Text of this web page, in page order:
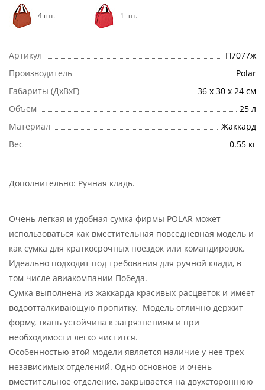
4 шт. 1 шт.
Артикул
П7077ж
Производитель
Polar
Габариты (ДхВхГ)
36 х 30 х 24 см
Объем
25 л
Материал
Жаккард
Вес
0.55 кг
Дополнительно: Ручная кладь.
Очень легкая и удобная сумка фирмы POLAR может
использоваться как вместительная повседневная модель и
как сумка для краткосрочных поездок или командировок.
Идеально подходит под требования для ручной клади, в
том числе авиакомпании Победа.
Сумка выполнена из жаккарда красивых расцветок и имеет
водоотталкивающую пропитку. Модель отлично держит
форму, ткань устойчива к загрязнениям и при
необходимости легко чистится.
Особенностью этой модели является наличие у нее трех
независимых отделений. Одно основное и очень
вместительное отделение, закрывается на двухстороннюю